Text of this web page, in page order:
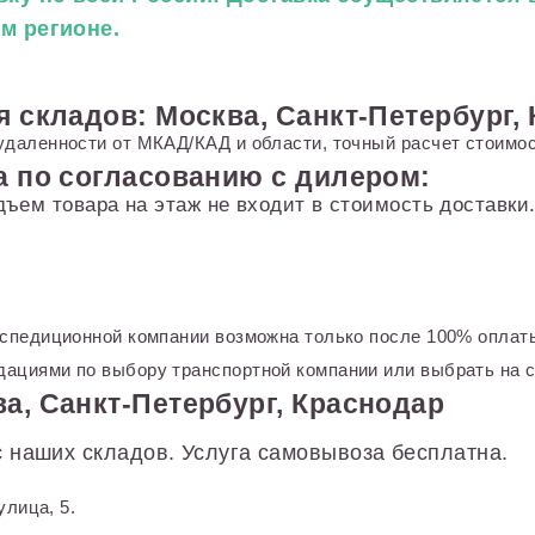
регионе.
складов: Москва, Санкт-Петербург,
от МКАД/КАД и области, точный расчет
по согласованию с дилером:
товара на этаж не входит в стоимость
компании возможна только после 100%
по выбору транспортной компании или выбрать на
Санкт-Петербург, Краснодар
складов. Услуга самовывоза бесплатна.
5.